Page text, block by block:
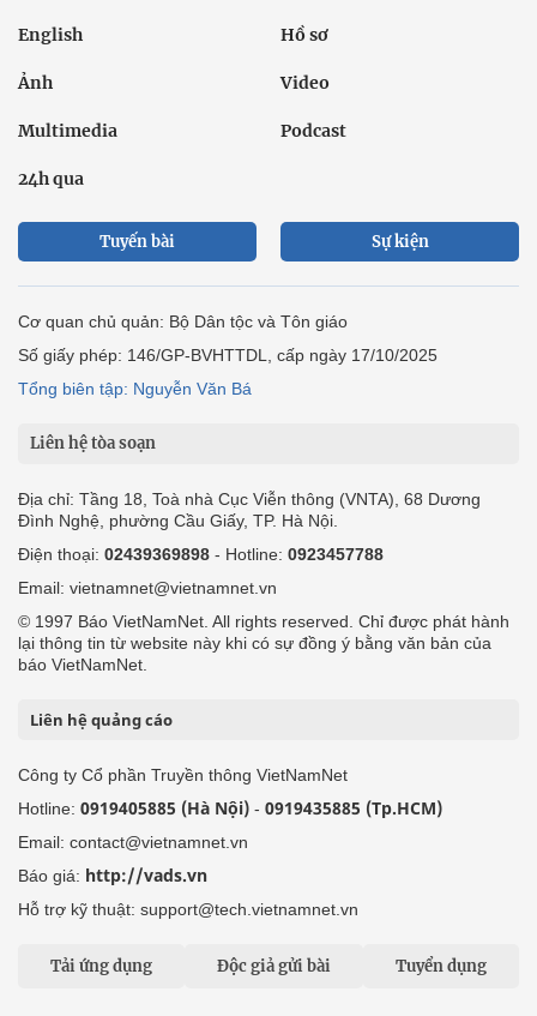
English Hồ sơ
Ảnh Video
Multimedia Podcast
24h qua
Tuyến bài Sự kiện
Cơ quan chủ quản: Bộ Dân tộc và Tôn giáo
Số giấy phép: 146/GP-BVHTTDL, cấp ngày 17/10/2025
Tổng biên tập: Nguyễn Văn Bá
Liên hệ tòa soạn
Địa chỉ: Tầng 18, Toà nhà Cục Viễn thông (VNTA), 68 Dương
Đình Nghệ, phường Cầu Giấy, TP. Hà Nội.
Điện thoại: 02439369898 - Hotline: 0923457788
Email: vietnamnet@vietnamnet.vn
© 1997 Báo VietNamNet. All rights reserved. Chỉ được phát hành
lại thông tin từ website này khi có sự đồng ý bằng văn bản của
báo VietNamNet.
Liên hệ quảng cáo
Công ty Cổ phần Truyền thông VietNamNet
Hotline: 0919405885 (Hà Nội) - 0919435885 (Tp.HCM)
Email: contact@vietnamnet.vn
Báo giá: http://vads.vn
Hỗ trợ kỹ thuật: support@tech.vietnamnet.vn
Tải ứng dụng Độc giả gửi bài Tuyển dụng